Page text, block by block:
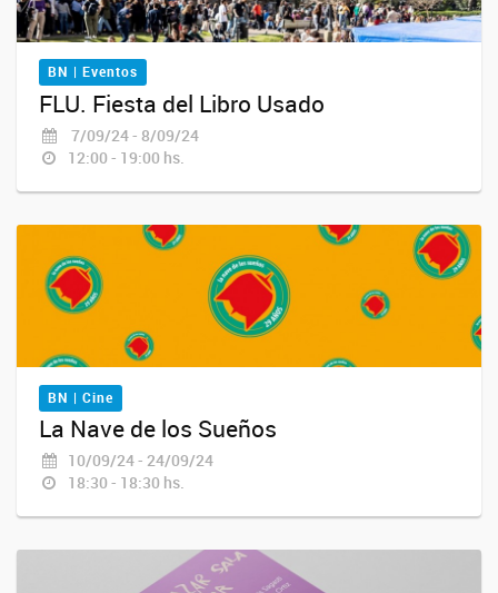
BN | Eventos
FLU. Fiesta del Libro Usado
7/09/24 - 8/09/24
12:00 - 19:00 hs.
BN | Cine
La Nave de los Sueños
10/09/24 - 24/09/24
18:30 - 18:30 hs.